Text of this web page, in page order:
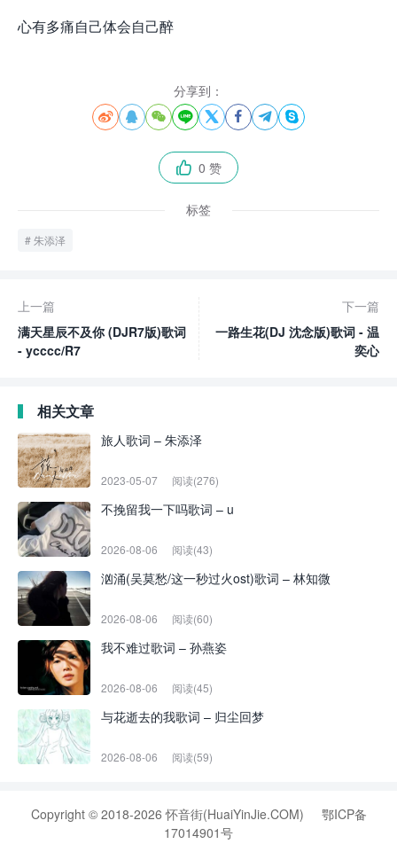
心有多痛自己体会自己醉
分享到：
       
 0 赞
标签
朱添泽
上一篇
满天星辰不及你 (DJR7版)歌词
- ycccc/R7
下一篇
一路生花(DJ 沈念版)歌词 - 温
奕心
相关文章
旅人歌词 – 朱添泽
2023-05-07 阅读(276)
不挽留我一下吗歌词 – u
2026-08-06 阅读(43)
汹涌(吴莫愁/这一秒过火ost)歌词 – 林知微
2026-08-06 阅读(60)
我不难过歌词 – 孙燕姿
2026-08-06 阅读(45)
与花逝去的我歌词 – 归尘回梦
2026-08-06 阅读(59)
Copyright © 2018-2026 怀音街(HuaiYinJie.COM)
鄂ICP备
17014901号